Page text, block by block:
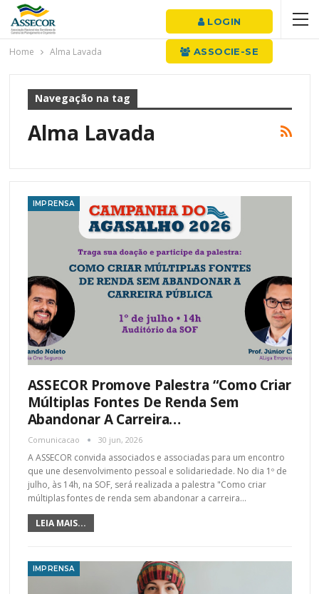
LOGIN
ASSOCIE-SE
Home Alma Lavada
Navegação na tag
Alma Lavada
IMPRENSA
ASSECOR Promove Palestra “Como Criar
Múltiplas Fontes De Renda Sem
Abandonar A Carreira…
Comunicacao 30 jun, 2026
A ASSECOR convida associados e associadas para um encontro
que une desenvolvimento pessoal e solidariedade. No dia 1º de
julho, às 14h, na SOF, será realizada a palestra "Como criar
múltiplas fontes de renda sem abandonar a carreira…
LEIA MAIS...
IMPRENSA